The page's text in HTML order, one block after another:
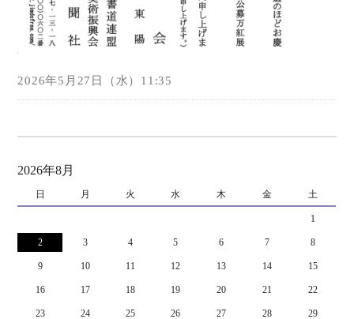
2026年5月27日（水）11:35
2026年8月
日 月 火 水 木 金 土
1
2 3 4 5 6 7 8
9 10 11 12 13 14 15
16 17 18 19 20 21 22
23 24 25 26 27 28 29